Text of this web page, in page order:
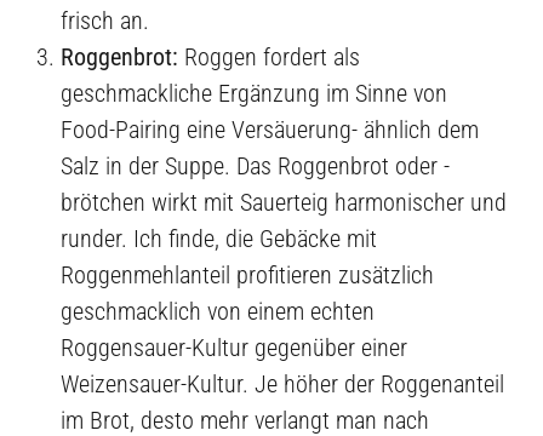
frisch an.
Roggenbrot: Roggen fordert als
geschmackliche Ergänzung im Sinne von
Food-Pairing eine Versäuerung- ähnlich dem
Salz in der Suppe. Das Roggenbrot oder -
brötchen wirkt mit Sauerteig harmonischer und
runder. Ich finde, die Gebäcke mit
Roggenmehlanteil profitieren zusätzlich
geschmacklich von einem echten
Roggensauer-Kultur gegenüber einer
Weizensauer-Kultur. Je höher der Roggenanteil
im Brot, desto mehr verlangt man nach